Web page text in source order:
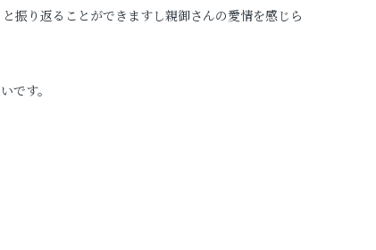
振り返ることができますし親御さんの愛情を感じら
です。